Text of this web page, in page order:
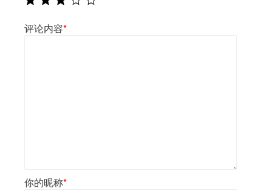
评论内容*
你的昵称*